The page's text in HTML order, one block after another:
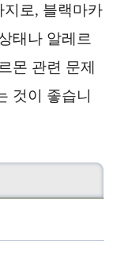
지로, 블랙마카
태나 알레르
몬 관련 문제
것이 좋습니